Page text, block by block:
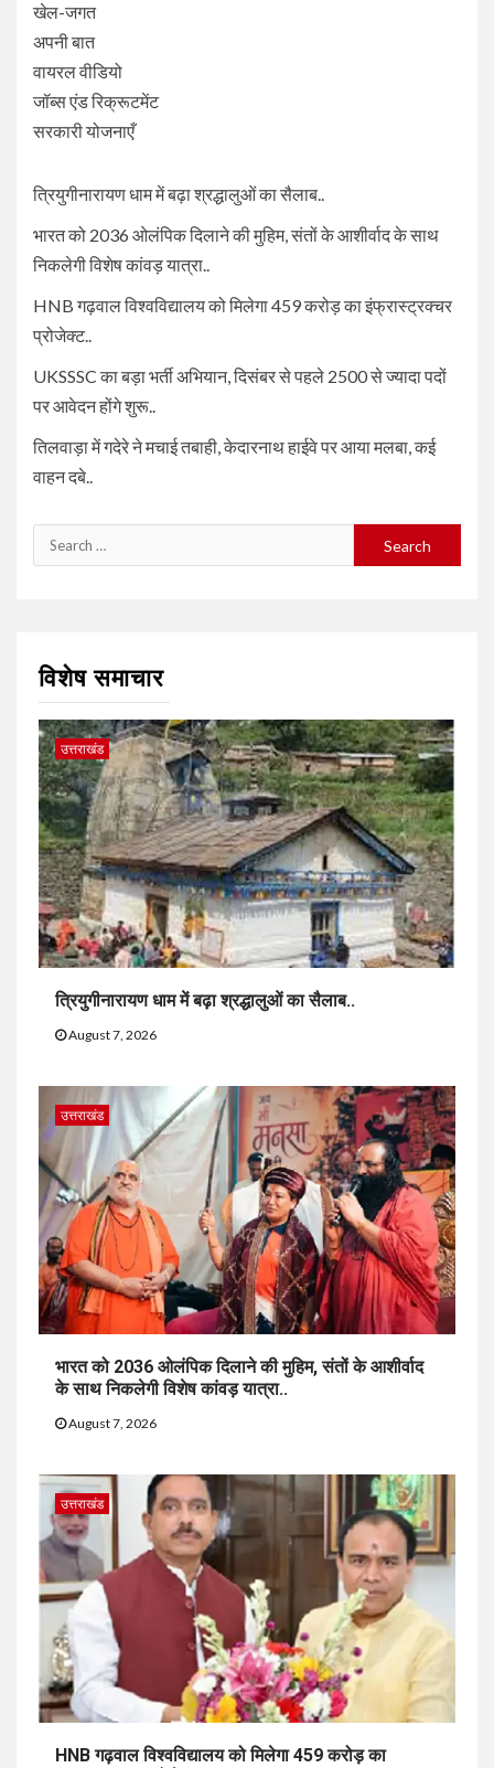
खेल-जगत
अपनी बात
वायरल वीडियो
जॉब्स एंड रिक्रूटमेंट
सरकारी योजनाएँ
त्रियुगीनारायण धाम में बढ़ा श्रद्धालुओं का सैलाब..
भारत को 2036 ओलंपिक दिलाने की मुहिम, संतों के आशीर्वाद के साथ
निकलेगी विशेष कांवड़ यात्रा..
HNB गढ़वाल विश्वविद्यालय को मिलेगा 459 करोड़ का इंफ्रास्ट्रक्चर
प्रोजेक्ट..
UKSSSC का बड़ा भर्ती अभियान, दिसंबर से पहले 2500 से ज्यादा पदों
पर आवेदन होंगे शुरू..
तिलवाड़ा में गदेरे ने मचाई तबाही, केदारनाथ हाईवे पर आया मलबा, कई
वाहन दबे..
Search
for:
विशेष समाचार
उत्तराखंड
त्रियुगीनारायण धाम में बढ़ा श्रद्धालुओं का सैलाब..
August 7, 2026
उत्तराखंड
भारत को 2036 ओलंपिक दिलाने की मुहिम, संतों के आशीर्वाद
के साथ निकलेगी विशेष कांवड़ यात्रा..
August 7, 2026
उत्तराखंड
HNB गढ़वाल विश्वविद्यालय को मिलेगा 459 करोड़ का